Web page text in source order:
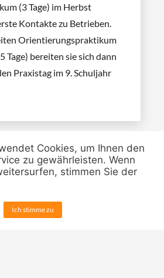
(3 Tage) im Herbst
Kontakte zu Betrieben.
Orientierungspraktikum
Tage) bereiten sie sich dann
Praxistag im 9. Schuljahr
findet für unsere
Cookies, um Ihnen den
zu gewährleisten. Wenn
stimmen Sie der
Ich stimme zu